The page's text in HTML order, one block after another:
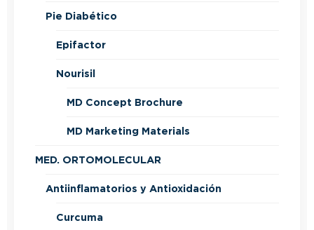
Pie Diabético
Epifactor
Nourisil
MD Concept Brochure
MD Marketing Materials
MED. ORTOMOLECULAR
Antiinflamatorios y Antioxidación
Curcuma